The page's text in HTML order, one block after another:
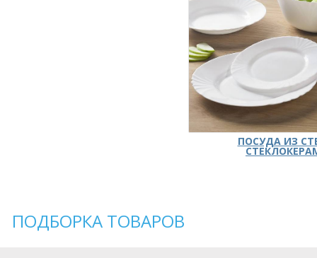
ПОСУДА ИЗ
ПОДБОРКА ТОВАРОВ